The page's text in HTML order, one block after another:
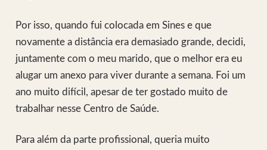
Por isso, quando fui colocada em Sines e que
novamente a distância era demasiado grande, decidi,
juntamente com o meu marido, que o melhor era eu
alugar um anexo para viver durante a semana. Foi um
ano muito difícil, apesar de ter gostado muito de
trabalhar nesse Centro de Saúde.
Para além da parte profissional, queria muito